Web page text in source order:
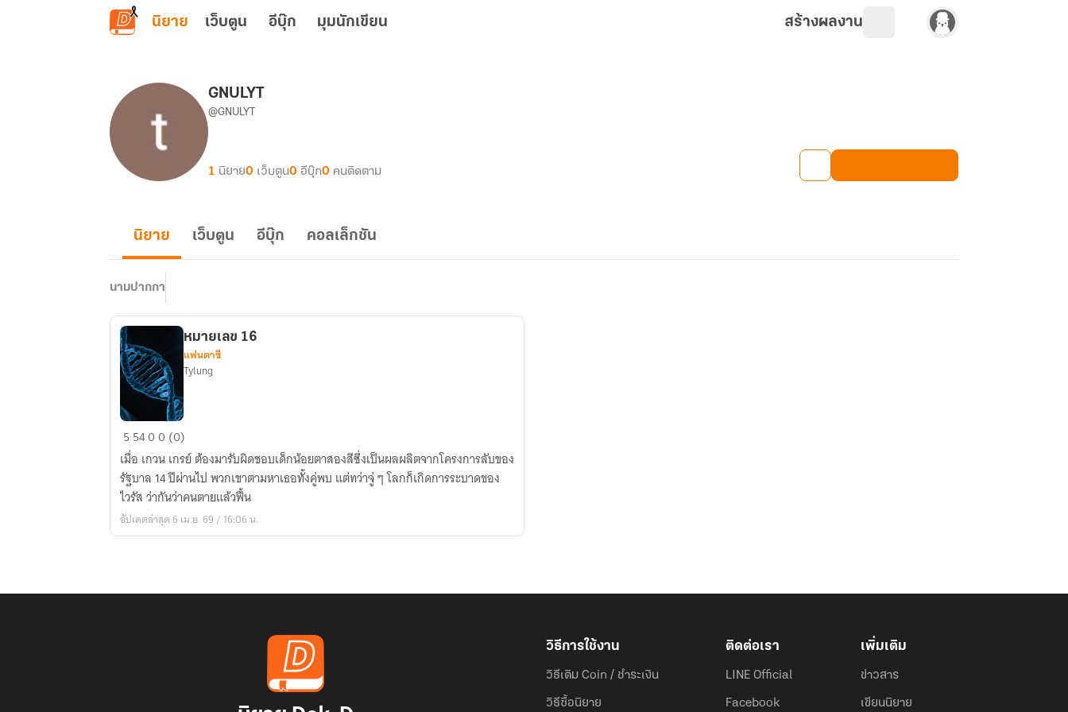
ข้ามไปยังเนื้อหาหลัก
นิยาย เว็บตูน อีบุ๊ก มุมนักเขียน สร้างผลงาน
GNULYT
@GNULYT
1 นิยาย0 เว็บตูน0 อีบุ๊ก0 คนติดตาม
นิยาย เว็บตูน อีบุ๊ก คอลเล็กชัน
นามปากกา
หมายเลข
16
หมายเลข 16
แฟนตาซี
Tylung
5 5400 (0)
เมื่อ เกวน เกรย์ ต้องมารับผิดชอบเด็กน้อยตาสองสีซึ่งเป็นผลผลิตจากโครงการลับของ
รัฐบาล 14 ปีผ่านไป พวกเขาตามหาเธอทั้งคู่พบ แต่ทว่าจู่ ๆ โลกก็เกิดการระบาดของ
ไวรัส ว่ากันว่าคนตายแล้วฟื้น
อัปเดตล่าสุด 6 เม.ย. 69 / 16:06 น.
วิธีการใช้งาน
วิธีเติม Coin / ชำระเงิน
วิธีซื้อนิยาย
ติดต่อเรา
LINE Official
Facebook
เพิ่มเติม
ข่าวสาร
เขียนนิยาย